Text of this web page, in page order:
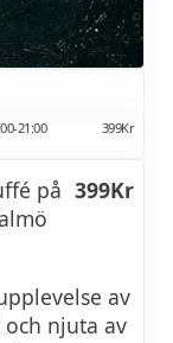
21:00 399Kr
på 399Kr
av
njuta av